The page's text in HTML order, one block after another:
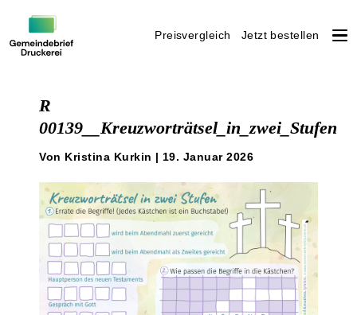
Preisvergleich Jetzt bestellen
R
00139__Kreuzworträtsel_in_zwei_Stufen
Von Kristina Kurkin | 19. Januar 2026